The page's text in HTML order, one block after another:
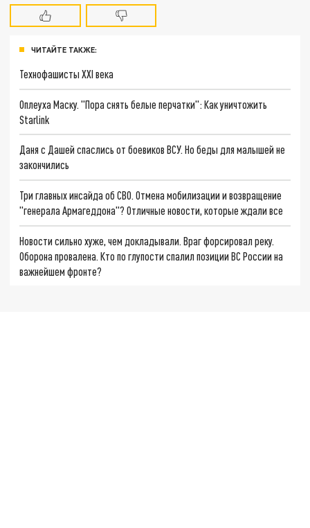
ЧИТАЙТЕ ТАКЖЕ:
Технофашисты XXI века
Оплеуха Маску. "Пора снять белые перчатки": Как уничтожить
Starlink
Даня с Дашей спаслись от боевиков ВСУ. Но беды для малышей не
закончились
Три главных инсайда об СВО. Отмена мобилизации и возвращение
"генерала Армагеддона"? Отличные новости, которые ждали все
Новости сильно хуже, чем докладывали. Враг форсировал реку.
Оборона провалена. Кто по глупости спалил позиции ВС России на
важнейшем фронте?